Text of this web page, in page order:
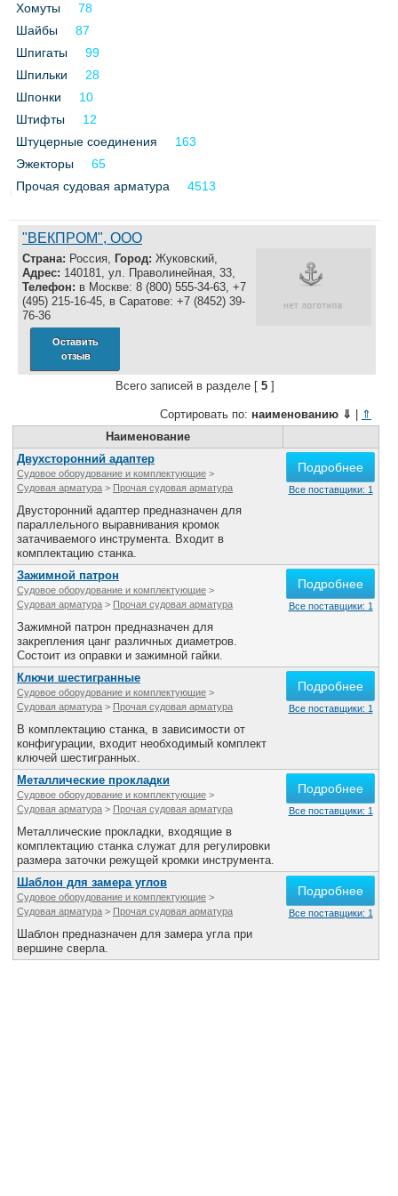
Хомуты
78
Шайбы
87
Шпигаты
99
Шпильки
28
Шпонки
10
Штифты
12
Штуцерные соединения
163
Эжекторы
65
Прочая судовая арматура
4513
"ВЕКПРОМ", ООО
Страна: Россия, Город: Жуковский,
Адрес: 140181, ул. Праволинейная, 33,
Телефон: в Москве: 8 (800) 555-34-63, +7
(495) 215-16-45, в Саратове: +7 (8452) 39-
76-36
Оставить
отзыв
Всего записей в разделе [ 5]
Сортировать по: наименованию ⇓
⇑
Наименование
Двухсторонний адаптер
Судовое оборудование и комплектующие >
Судовая арматура > Прочая судовая арматура
Двусторонний адаптер предназначен для
параллельного выравнивания кромок
затачиваемого инструмента. Входит в
комплектацию станка.
Подробнее
Все поставщики: 1
Зажимной патрон
Судовое оборудование и комплектующие >
Судовая арматура > Прочая судовая арматура
Зажимной патрон предназначен для
закрепления цанг различных диаметров.
Состоит из оправки и зажимной гайки.
Подробнее
Все поставщики: 1
Ключи шестигранные
Судовое оборудование и комплектующие >
Судовая арматура > Прочая судовая арматура
В комплектацию станка, в зависимости от
конфигурации, входит необходимый комплект
ключей шестигранных.
Подробнее
Все поставщики: 1
Металлические прокладки
Судовое оборудование и комплектующие >
Судовая арматура > Прочая судовая арматура
Металлические прокладки, входящие в
комплектацию станка служат для регулировки
размера заточки режущей кромки инструмента.
Подробнее
Все поставщики: 1
Шаблон для замера углов
Судовое оборудование и комплектующие >
Судовая арматура > Прочая судовая арматура
Шаблон предназначен для замера угла при
вершине сверла.
Подробнее
Все поставщики: 1